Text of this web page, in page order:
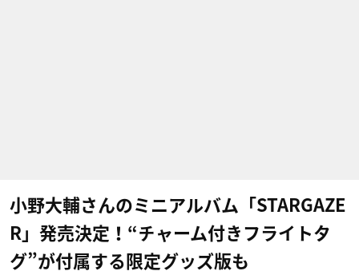
小野大輔さんのミニアルバム「STARGAZE
R」発売決定！“チャーム付きフライトタ
グ”が付属する限定グッズ版も